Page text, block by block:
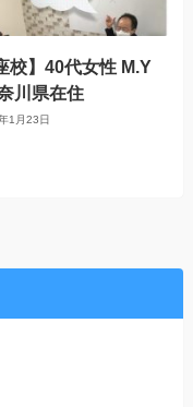
校】40代女性 M.Y
川県在住
1月23日